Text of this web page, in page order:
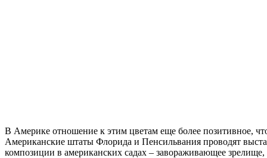
В Америке отношение к этим цветам еще более позитивное,
Американские штаты Флорида и Пенсильвания проводят
композиции в американских садах – завораживающее